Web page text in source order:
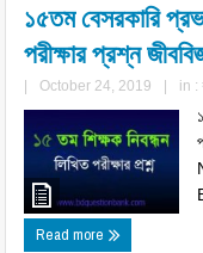
১৫তম বেসরকারি
পরীক্ষার প্রশ্ন
October 24, 2019 in :
Read more